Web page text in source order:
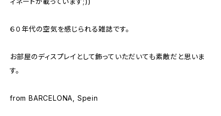
６０年代の空気を感じられる雑誌です。
お部屋のディスプレイとして飾っていただいても素敵だと思いま
す。
from BARCELONA, Spein